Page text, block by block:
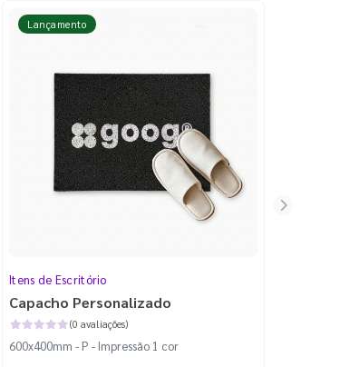
Lançamento
Itens de Escritório
Capacho Personalizado
(0 avaliações)
600x400mm - P - Impressão 1 cor